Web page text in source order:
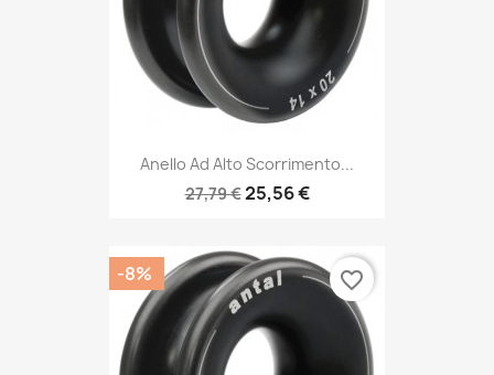
Anello Ad Alto Scorrimento...
27,79 €25,56 €
-8% favorite_border